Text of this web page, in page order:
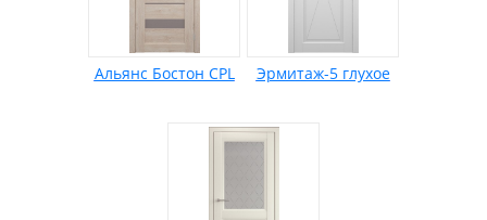
Альянс Бостон CPL Эрмитаж-5 глухое